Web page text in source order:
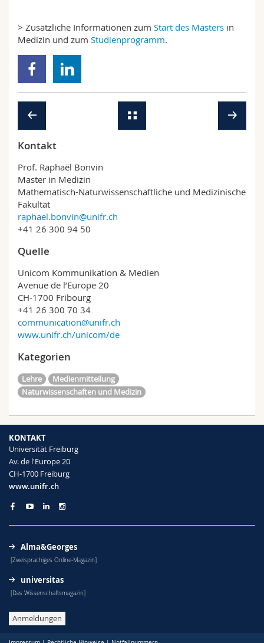
> Zusätzliche Informationen zum Start des Masters in
Medizin und zum Studienprogramm.
Kontakt
Prof. Raphaël Bonvin
Master in Medizin
Mathematisch-Naturwissenschaftliche und Medizinische
Fakultät
raphael.bonvin@unifr.ch
+41 26 300 94 50
Quelle
Unicom Kommunikation & Medien
Avenue de l’Europe 20
CH-1700 Fribourg
+41 26 300 70 34
communication@unifr.ch
www.unifr.ch/unicom/de
Kategorien
Lehre
Medienmitteilung
Naturwissenschaften und Medizin
KONTAKT
Universität Freiburg
Av. de l'Europe 20
CH-1700 Freiburg
www.unifr.ch
Alma&Georges
[Zweisprachiges Online-Magazin]
universitas
[Das Wissenschaftsmagazin]
Anmeldungen